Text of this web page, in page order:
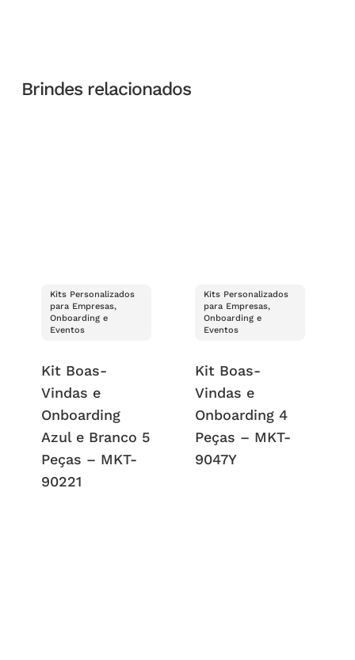
Brindes relacionados
Kits Personalizados
para Empresas,
Onboarding e
Eventos
Kit Boas-
Vindas e
Onboarding
Azul e Branco 5
Peças – MKT-
90221
Kits Personalizados
para Empresas,
Onboarding e
Eventos
Kit Boas-
Vindas e
Onboarding 4
Peças – MKT-
9047Y